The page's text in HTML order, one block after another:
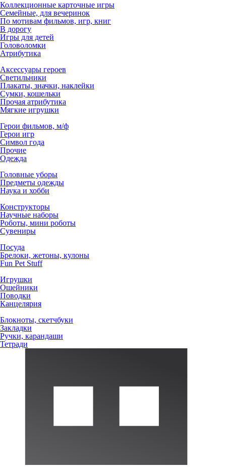
Коллекционные карточные игры
Семейные, для вечеринок
По мотивам фильмов, игр, книг
В дорогу
Игры для детей
Головоломки
Атрибутика
Аксессуары героев
Светильники
Плакаты, значки, наклейки
Сумки, кошельки
Прочая атрибутика
Мягкие игрушки
Герои фильмов, м/ф
Герои игр
Символ года
Прочие
Одежда
Головные уборы
Предметы одежды
Наука и хобби
Конструкторы
Научные наборы
Роботы, мини роботы
Сувениры
Посуда
Брелоки, жетоны, кулоны
Fun Pet Stuff
Игрушки
Ошейники
Поводки
Канцелярия
Блокноты, скетчбуки
Закладки
Ручки, карандаши
Тетради